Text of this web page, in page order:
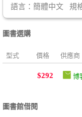
語言：簡體中文 規
圖書選購
型式 價格 供應商
$292 博
圖書館借閱